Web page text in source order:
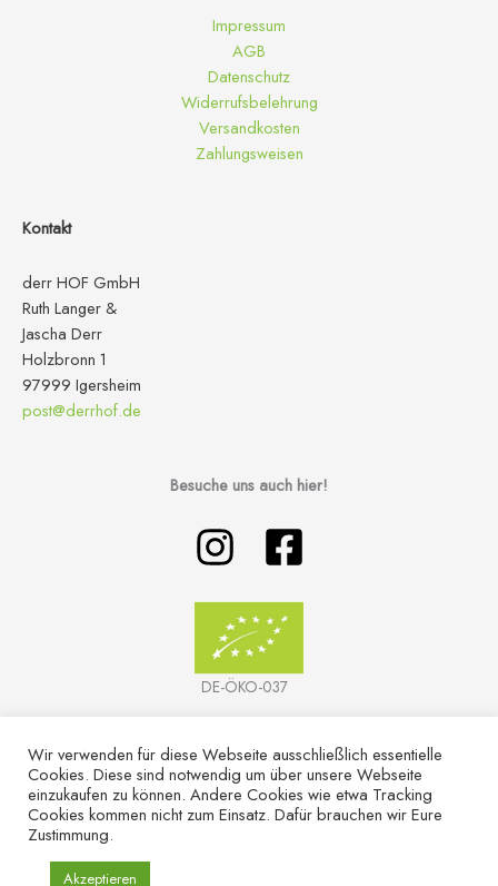
Impressum
AGB
Datenschutz
Widerrufsbelehrung
Versandkosten
Zahlungsweisen
Kontakt
derr HOF GmbH
Ruth Langer &
Jascha Derr
Holzbronn 1
97999 Igersheim
post@derrhof.de
Besuche uns auch hier!
DE-ÖKO-037
COPYRIGHT © 2026 | DERR HOF
Wir verwenden für diese Webseite ausschließlich essentielle
Cookies. Diese sind notwendig um über unsere Webseite
einzukaufen zu können. Andere Cookies wie etwa Tracking
Cookies kommen nicht zum Einsatz. Dafür brauchen wir Eure
Zustimmung.
Akzeptieren